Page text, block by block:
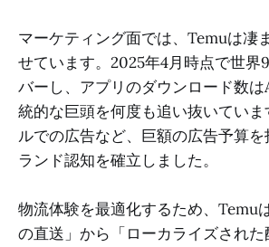
マーケティング面では、Temuは凄
せています。2025年4月時点で世界
バーし、アプリのダウンロード数
統的な巨頭を何度も追い抜いてい
ルでの広告など、巨額の広告予算
ランド認知を確立しました。
物流体験を最適化するため、Temu
の直送」から「ローカライズされ